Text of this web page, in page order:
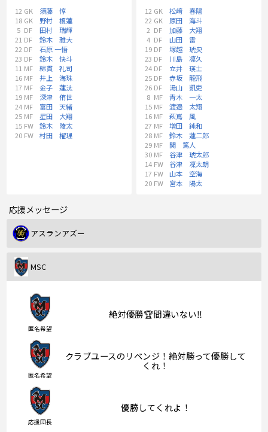
12 GK
須藤 惇
18 GK
野村 榎蓮
5 DF
田村 瑞輝
21 DF
鈴木 雅大
22 DF
石原 一悟
23 DF
鈴木 快斗
11 MF
綿貫 礼司
16 MF
井上 海珠
17 MF
金子 蓮汰
19 MF
深津 侑世
24 MF
富田 天緒
25 MF
星田 大翔
15 FW
鈴木 陵太
20 FW 村田 櫂理
12 GK
松﨑 春陽
22 GK
原田 海斗
2 DF
加藤 大翔
4 DF
山田 雷
19 DF
塚越 琥央
23 DF
川島 凛久
24 DF
立井 瑛士
25 DF
赤坂 龍飛
26 DF
湯山 凱吏
8 MF
青木 一太
15 MF
渡邉 太翔
16 MF
萩嶌 風
27 MF
増田 純和
28 MF
鈴木 蓮二郎
29 MF
関 篤人
30 MF
谷津 琥太郎
14 FW
谷津 凜太朗
17 FW
山本 空海
20 FW 宮本 陽太
応援メッセージ
アスランアズー
MSC
匿名希望
絶対優勝🏆間違いない‼︎
匿名希望
クラブユースのリベンジ！絶対勝って優勝して
くれ！
応援団長
優勝してくれよ！